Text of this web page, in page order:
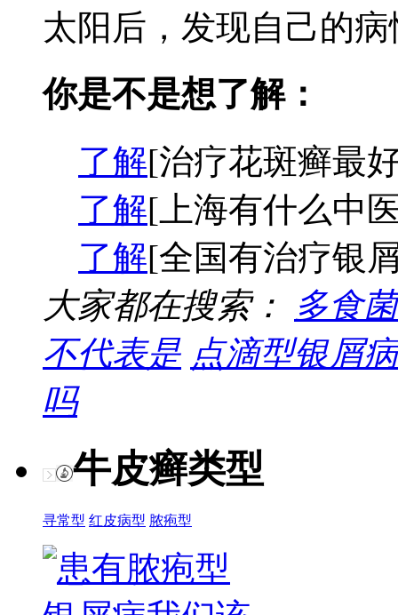
太阳后，发现自己的
你是不是想了解：
了解[治疗花斑癣最
了解[上海有什么中
了解[全国有治疗银
大家都在搜索：
多食
不代表是 点滴型银屑
吗
牛皮癣类型
寻常型 红皮病型 脓疱型